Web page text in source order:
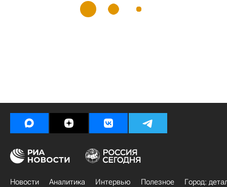
Новости Аналитика Интервью Полезное
Город: